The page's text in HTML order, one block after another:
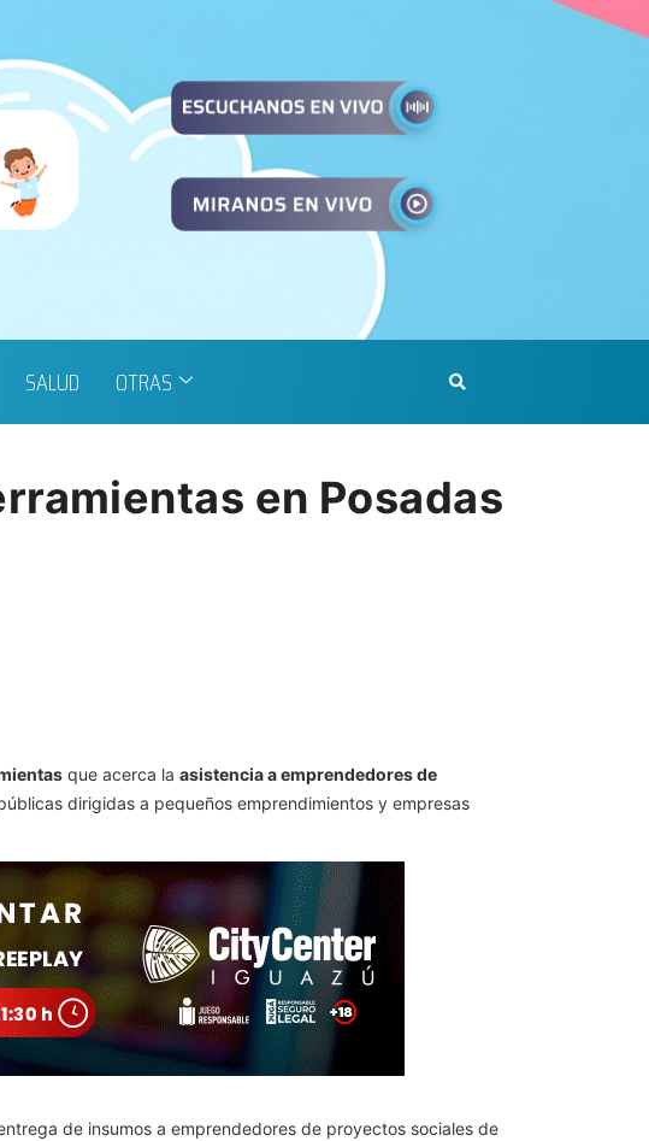
SALUD OTRAS
en Posadas
que acerca la asistencia a emprendedores de
dirigidas a pequeños emprendimientos y empresas
de insumos a emprendedores de proyectos sociales de